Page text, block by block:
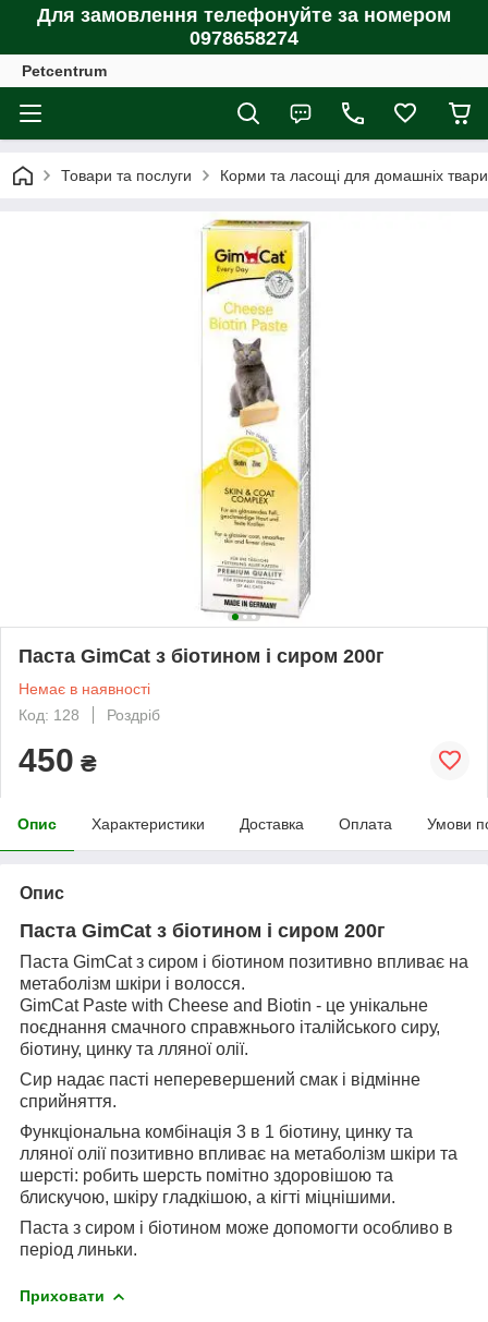
Для замовлення телефонуйте за номером
0978658274
Petcentrum
Товари та послуги Корми та ласощі для домашніх
Паста GimCat з біотином і сиром 200г
Немає в наявності
Код: 128
Роздріб
450 ₴
Опис Характеристики Доставка Оплата Умови
Опис
Паста GimCat з біотином і сиром 200г
Паста GimCat з сиром і біотином позитивно впливає на
метаболізм шкіри і волосся.
GimCat Paste with Cheese and Biotin - це унікальне
поєднання смачного справжнього італійського сиру,
біотину, цинку та лляної олії.
Сир надає пасті неперевершений смак і відмінне
сприйняття.
Функціональна комбінація 3 в 1 біотину, цинку та
лляної олії позитивно впливає на метаболізм шкіри та
шерсті: робить шерсть помітно здоровішою та
блискучою, шкіру гладкішою, а кігті міцнішими.
Паста з сиром і біотином може допомогти особливо в
період линьки.
Приховати